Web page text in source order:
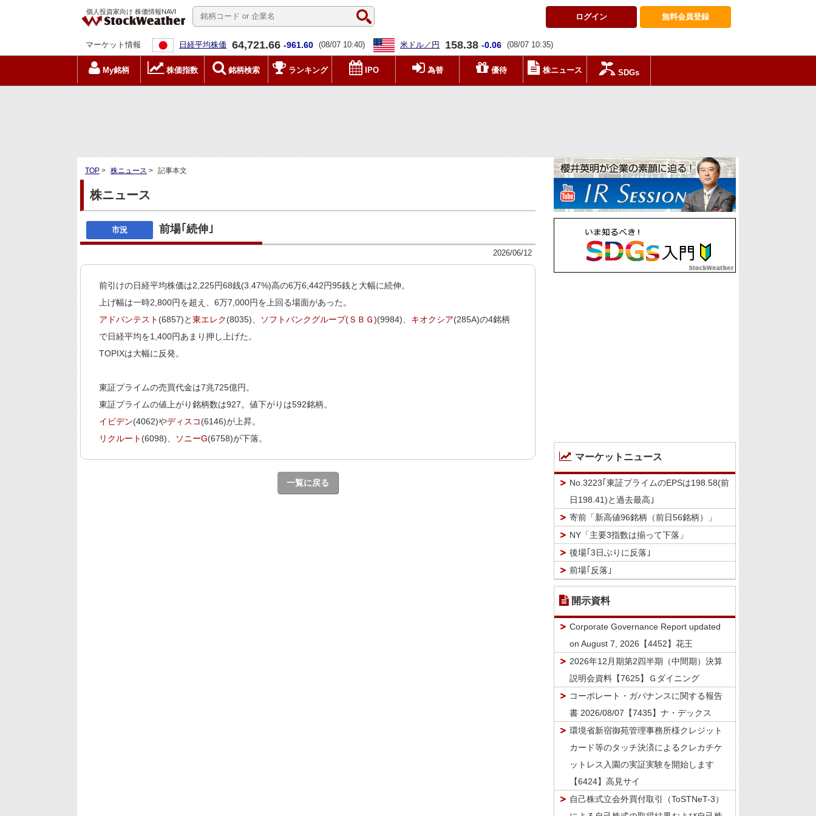
個人投資家向け 株価情報NAVI
無料会員登録
ログイン
マーケット情報 日経平均株価 64,721.66 -961.60 (08/07 10:40) 米ドル／円 158.38 -0.06 (08/07 10:35)
My銘柄 株価指数 銘柄検索 ランキング IPO 為替 優待 株ニュース SDGs
TOP > 株ニュース > 記事本文
株ニュース
前場｢続伸｣
2026/06/12
前引けの日経平均株価は2,225円68銭(3.47%)高の6万6,442円95銭と大幅に続伸。
上げ幅は一時2,800円を超え、6万7,000円を上回る場面があった。
アドバンテスト (6857)と東エレク(8035)、 ソフトバンクグループ(ＳＢＧ)(9984)、 キオクシア(285A)の4銘柄
で日経平均を1,400円あまり押し上げた。
TOPIXは大幅に反発。
東証プライムの売買代金は7兆725億円。
東証プライムの値上がり銘柄数は927。値下がりは592銘柄。
イビデン(4062)やディスコ(6146)が上昇。
リクルート (6098)、 ソニーG(6758)が下落。
一覧に戻る
マーケットニュース
No.3223｢東証プライムのEPSは198.58(前
日198.41)と過去最高｣
寄前「新高値96銘柄（前日56銘柄）」
NY「主要3指数は揃って下落」
後場｢3日ぶりに反落｣
前場｢反落｣
開示資料
Corporate Governance Report updated
on August 7, 2026【4452】花王
2026年12月期第2四半期（中間期）決算
説明会資料【7625】Ｇダイニング
コーポレート・ガバナンスに関する報告
書 2026/08/07【7435】ナ・デックス
環境省新宿御苑管理事務所様クレジット
カード等のタッチ決済によるクレカチケ
ットレス入園の実証実験を開始します
【6424】高見サイ
自己株式立会外買付取引（ToSTNeT-3）